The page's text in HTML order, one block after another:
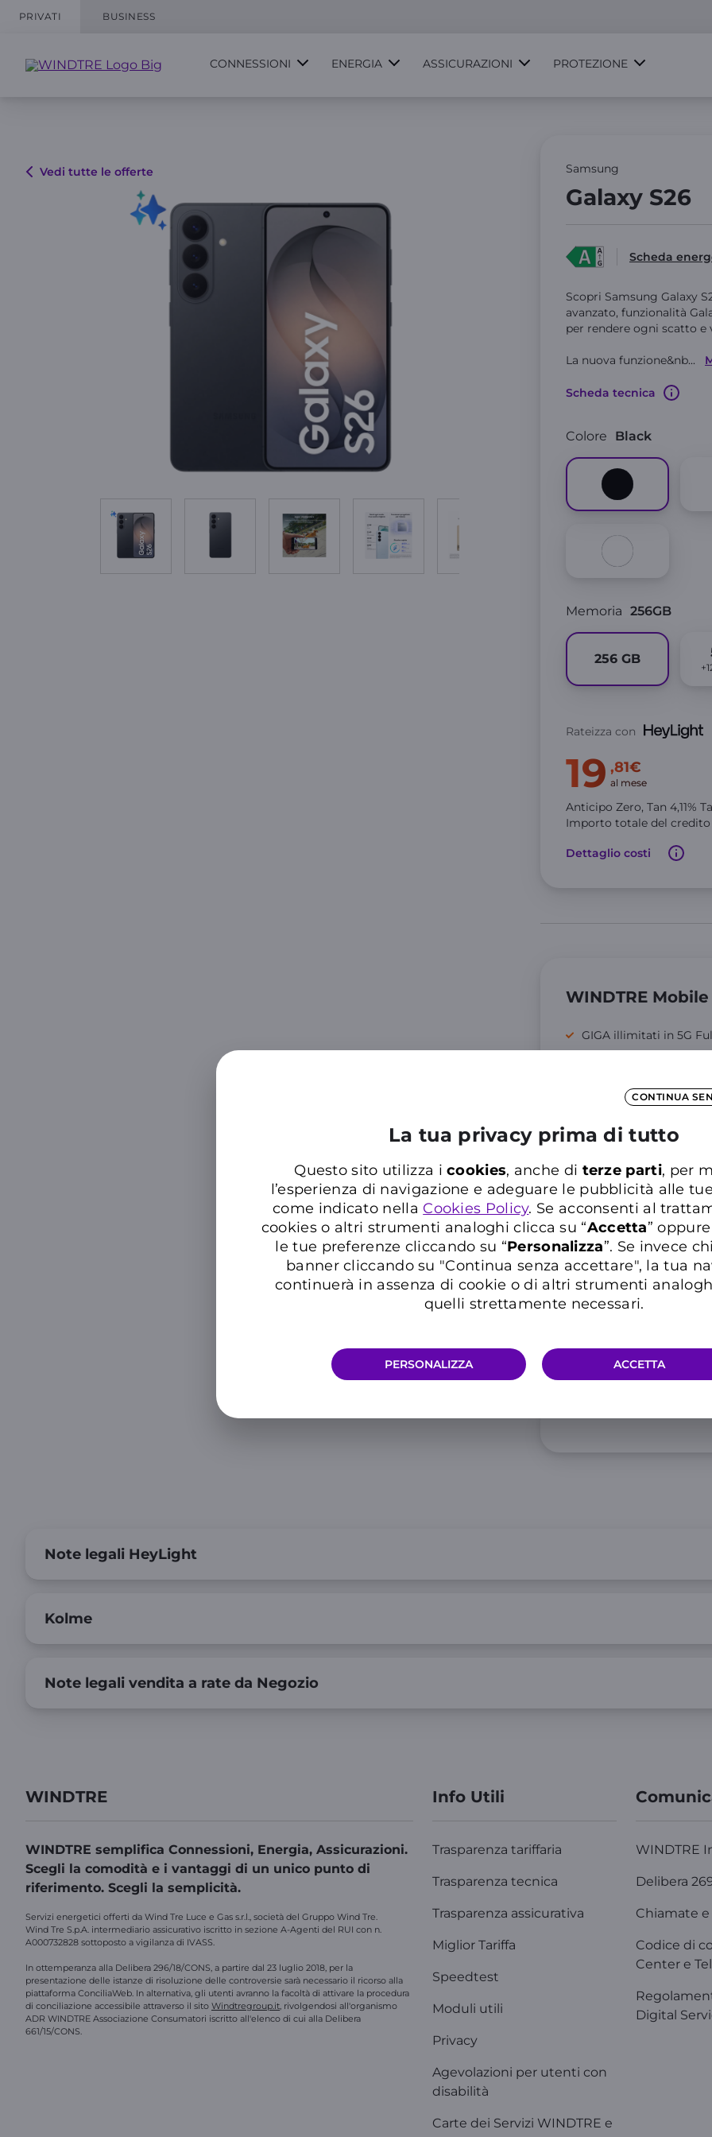
CONTINUA
La tua privacy prima di tutto
Questo sito utilizza icookies, anche di terze parti, per
l’esperienza di navigazione e adeguare le pubblicità alle
come indicato nella Cookies Policy. Se acconsenti al
cookies o altri strumenti analoghi clicca su “Accetta”
le tue preferenze cliccando su “Personalizza”. Se invece
banner cliccando su "Continua senza accettare", la tua
continuerà in assenza di cookie o di altri strumenti
quelli strettamente necessari.
PERSONALIZZA ACCETTA
PRIVATI BUSINESS
CONNESSIONI ENERGIA ASSICURAZIONI PROTEZIONE
Vedi tutte le offerte Samsung
Galaxy S26
Scheda
Scopri Samsung Galaxy
avanzato, funzionalità
per rendere ogni scatto e
La nuova funzione&nb...
Scheda tecnica
Memoria 256GB
256 GB
Colore Black
Rateizza con
19 ,81€
al mese
Anticipo Zero, Tan 4,11%
Importo totale del credito
Dettaglio costi
WINDTRE
GIGA illimitati in 5G
25 GIGA aggiuntivi in
3,17€
Promo
Risparmi 108€in 36
mantenendo attiva
Casa Sconto
Info 5G e condizioni traffico
Note legali HeyLight
Kolme
Note legali vendita a rate da Negozio
WINDTRE
WINDTRE semplifica Connessioni, Energia, Assicurazioni.
Scegli la comodità e i vantaggi di un unico punto di
riferimento. Scegli la semplicità.
Servizi energetici offerti da Wind Tre Luce e Gas s.r.l., società del Gruppo Wind Tre.
Wind Tre S.p.A. intermediario assicurativo iscritto in sezione A-Agenti del RUI con n.
A000732828 sottoposto a vigilanza di IVASS.
In ottemperanza alla Delibera 296/18/CONS, a partire dal 23 luglio 2018, per la
presentazione delle istanze di risoluzione delle controversie sarà necessario il ricorso alla
piattaforma ConciliaWeb. In alternativa, gli utenti avranno la facoltà di attivare la procedura
di conciliazione accessibile attraverso il sito Windtregroup.it, rivolgendosi all'organismo
ADR WINDTRE Associazione Consumatori iscritto all'elenco di cui alla Delibera
661/15/CONS.
Info Utili
Trasparenza tariffaria
Trasparenza tecnica
Trasparenza assicurativa
Miglior Tariffa
Speedtest
Moduli utili
Privacy
Agevolazioni per utenti con
disabilità
Carte dei Servizi WINDTRE e
WINDTRE
Delibera
Chiamate
Codice di
Center e
Digital